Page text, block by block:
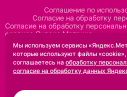
Соглашение по
Согласие на обработку
Согласие на обработку
сервиса Яндекс Метрика
Согласие на обработку
сервиса Mindbox
Положение по обработке
Политика
Мы используем сервисы
которые используют файлы
соглашаетесь на обработку
согласие на обработку данных